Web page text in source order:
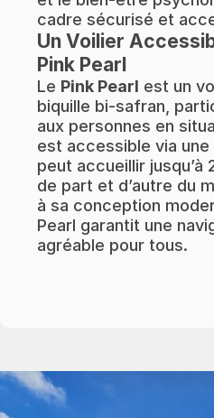
cadre sécurisé et
Un Voilier
Pink Pearl
Le Pink Pearl est un
biquille bi-safran,
aux personnes en
est accessible via une
peut accueillir jusqu’à
de part et d’autre du
à sa conception
Pearl garantit une
agréable pour tous.